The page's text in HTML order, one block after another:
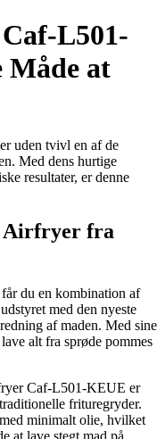
L501-
Måde at
uden tvivl en af de
Med dens hurtige
resultater, er denne
Airfryer fra
du en kombination af
med den nyeste
af maden. Med sine
alt fra sprøde pommes
Caf-L501-KEUE er
frituregryder.
minimalt olie, hvilket
at lave stegt mad på.